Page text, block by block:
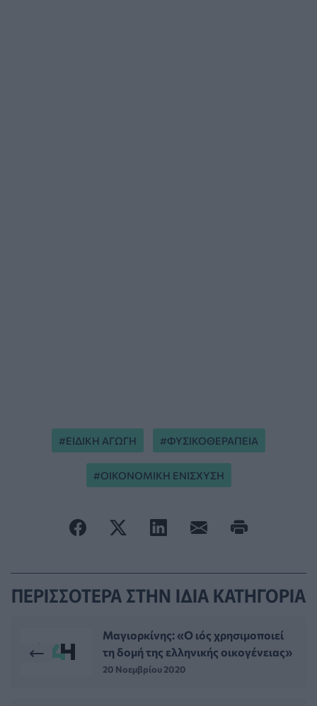
ΕΙΔΙΚΗ ΑΓΩΓΗ ΦΥΣΙΚΟΘΕΡΑΠΕΙΑ
ΟΙΚΟΝΟΜΙΚΗ ΕΝΙΣΧΥΣΗ
ΠΕΡΙΣΣΟΤΕΡΑ ΣΤΗΝ ΙΔΙΑ ΚΑΤΗΓΟΡΙΑ
Μαγιορκίνης: «Ο ιός χρησιμοποιεί
τη δομή της ελληνικής οικογένειας»
20 Νοεμβρίου 2020